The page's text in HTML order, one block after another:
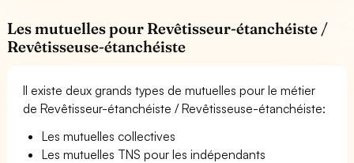
Les mutuelles pour Revêtisseur-étanchéiste /
Revêtisseuse-étanchéiste
Il existe deux grands types de mutuelles pour le métier
de Revêtisseur-étanchéiste / Revêtisseuse-étanchéiste:
Les mutuelles collectives
Les mutuelles TNS pour les indépendants